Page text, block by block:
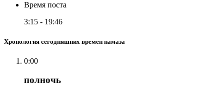
Время поста
3:15 - 19:46
Хронология сегодняшних времен намаза
0:00
полночь